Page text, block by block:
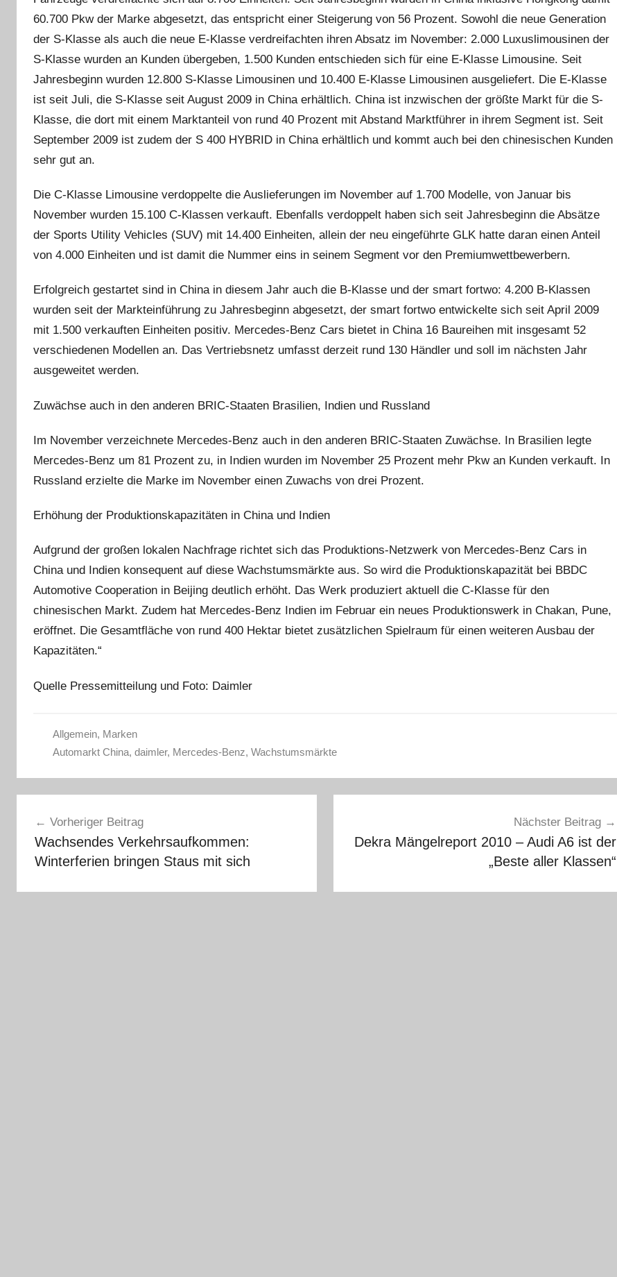
60.700 Pkw der Marke abgesetzt, das entspricht einer Steigerung von 56 Prozent. Sowohl die neue Generation
der S-Klasse als auch die neue E-Klasse verdreifachten ihren Absatz im November: 2.000 Luxuslimousinen der
S-Klasse wurden an Kunden übergeben, 1.500 Kunden entschieden sich für eine E-Klasse Limousine. Seit
Jahresbeginn wurden 12.800 S-Klasse Limousinen und 10.400 E-Klasse Limousinen ausgeliefert. Die E-Klasse
ist seit Juli, die S-Klasse seit August 2009 in China erhältlich. China ist inzwischen der größte Markt für die S-
Klasse, die dort mit einem Marktanteil von rund 40 Prozent mit Abstand Marktführer in ihrem Segment ist. Seit
September 2009 ist zudem der S 400 HYBRID in China erhältlich und kommt auch bei den chinesischen Kunden
sehr gut an.
Die C-Klasse Limousine verdoppelte die Auslieferungen im November auf 1.700 Modelle, von Januar bis
November wurden 15.100 C-Klassen verkauft. Ebenfalls verdoppelt haben sich seit Jahresbeginn die Absätze
der Sports Utility Vehicles (SUV) mit 14.400 Einheiten, allein der neu eingeführte GLK hatte daran einen Anteil
von 4.000 Einheiten und ist damit die Nummer eins in seinem Segment vor den Premiumwettbewerbern.
Erfolgreich gestartet sind in China in diesem Jahr auch die B-Klasse und der smart fortwo: 4.200 B-Klassen
wurden seit der Markteinführung zu Jahresbeginn abgesetzt, der smart fortwo entwickelte sich seit April 2009
mit 1.500 verkauften Einheiten positiv. Mercedes-Benz Cars bietet in China 16 Baureihen mit insgesamt 52
verschiedenen Modellen an. Das Vertriebsnetz umfasst derzeit rund 130 Händler und soll im nächsten Jahr
ausgeweitet werden.
Zuwächse auch in den anderen BRIC-Staaten Brasilien, Indien und Russland
Im November verzeichnete Mercedes-Benz auch in den anderen BRIC-Staaten Zuwächse. In Brasilien legte
Mercedes-Benz um 81 Prozent zu, in Indien wurden im November 25 Prozent mehr Pkw an Kunden verkauft. In
Russland erzielte die Marke im November einen Zuwachs von drei Prozent.
Erhöhung der Produktionskapazitäten in China und Indien
Aufgrund der großen lokalen Nachfrage richtet sich das Produktions-Netzwerk von Mercedes-Benz Cars in
China und Indien konsequent auf diese Wachstumsmärkte aus. So wird die Produktionskapazität bei BBDC
Automotive Cooperation in Beijing deutlich erhöht. Das Werk produziert aktuell die C-Klasse für den
chinesischen Markt. Zudem hat Mercedes-Benz Indien im Februar ein neues Produktionswerk in Chakan, Pune,
eröffnet. Die Gesamtfläche von rund 400 Hektar bietet zusätzlichen Spielraum für einen weiteren Ausbau der
Kapazitäten.“
Quelle Pressemitteilung und Foto: Daimler
Allgemein, Marken
Automarkt China, daimler, Mercedes-Benz, Wachstumsmärkte
Vorheriger Beitrag
Wachsendes Verkehrsaufkommen:
Winterferien bringen Staus mit sich
Nächster Beitrag
Dekra Mängelreport 2010 – Audi A6 ist der
„Beste aller Klassen“